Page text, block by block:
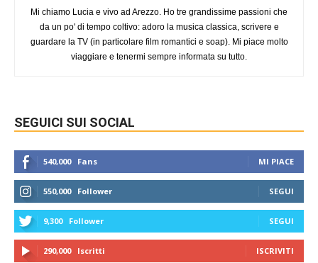
Mi chiamo Lucia e vivo ad Arezzo. Ho tre grandissime passioni che
da un po' di tempo coltivo: adoro la musica classica, scrivere e
guardare la TV (in particolare film romantici e soap). Mi piace molto
viaggiare e tenermi sempre informata su tutto.
SEGUICI SUI SOCIAL
540,000 Fans MI PIACE
550,000 Follower SEGUI
9,300 Follower SEGUI
290,000 Iscritti ISCRIVITI